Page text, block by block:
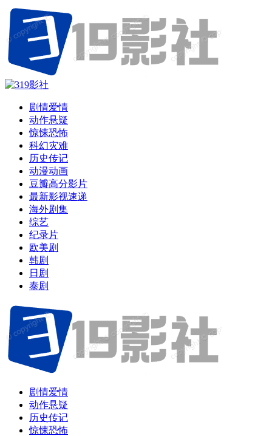
剧情爱情
动作悬疑
惊悚恐怖
科幻灾难
历史传记
动漫动画
豆瓣高分影片
最新影视速递
海外剧集
综艺
纪录片
欧美剧
韩剧
日剧
泰剧
剧情爱情
动作悬疑
历史传记
惊悚恐怖